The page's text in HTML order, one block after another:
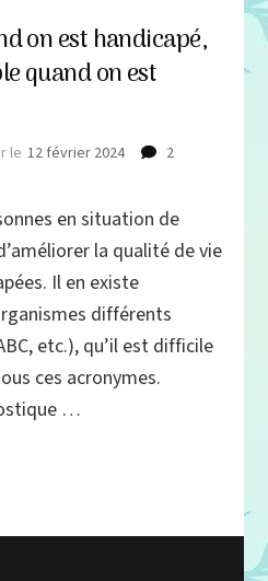
on est handicapé,
quand on est
le 12 février 2024
2
en situation de
la qualité de vie
Il en existe
différents
etc.), qu’il est difficile
ces acronymes.
…